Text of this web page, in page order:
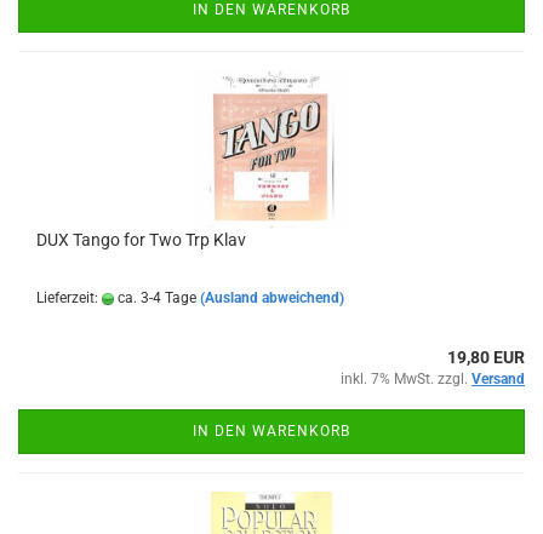
IN DEN WARENKORB
DUX Tango for Two Trp Klav
Lieferzeit: ca. 3-4 Tage (Ausland abweichend)
19,80 EUR
inkl. 7% MwSt. zzgl. Versand
IN DEN WARENKORB